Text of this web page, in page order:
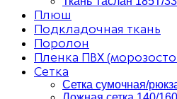
Плюш
Подкладочная ткань
Поролон
Пленка ПВХ
Сетка
Сетка сумочная/